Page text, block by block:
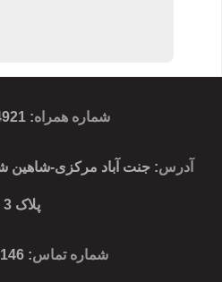
شماره همراه:
آدرس: جنت آباد مرکزی-شاهین
پلاک 3
شماره تماس: 02144274146